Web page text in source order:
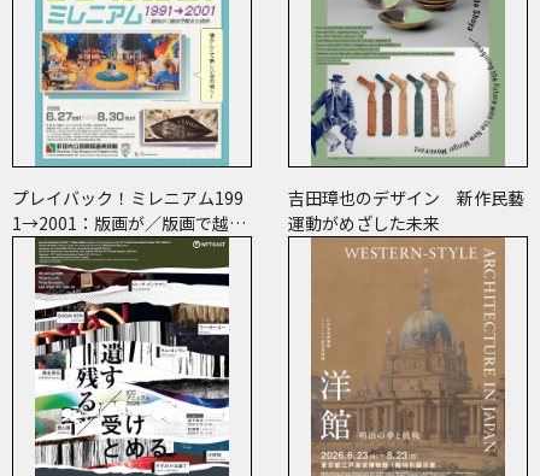
プレイバック！ミレニアム199
1→2001：版画が／版画で越え
た境界
吉田璋也のデザイン 新作民藝
運動がめざした未来